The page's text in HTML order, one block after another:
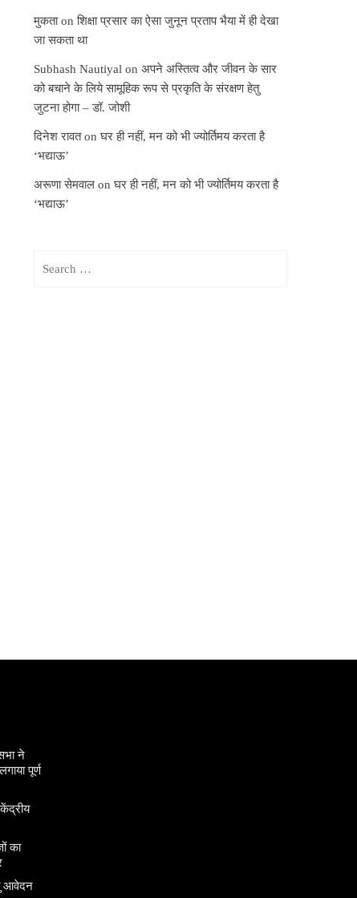
मुकताonशिक्षा प्रसार का ऐसा जुनून प्रताप भैया में ही देखा
जा सकता था
Subhash Nautiyal onअपने अस्तित्व और जीवन के सार
को बचाने के लिये सामूहिक रूप से प्रकृति के संरक्षण हेतु
जुटना होगा – डॉ. जोशी
दिनेश रावतonघर ही नहीं, मन को भी ज्योर्तिमय करता है
‘भद्याऊ’
अरूणा सेमवाल onघर ही नहीं, मन को भी ज्योर्तिमय करता है
‘भद्याऊ’
ने
पूर्ण
का
आवेदन